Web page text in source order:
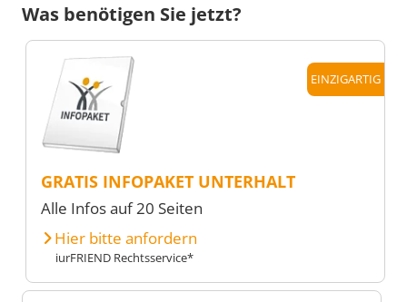
Was benötigen Sie jetzt?
EINZIGARTIG
GRATIS INFOPAKET UNTERHALT
Alle Infos auf 20 Seiten
Hier bitte anfordern
iurFRIEND Rechtsservice*